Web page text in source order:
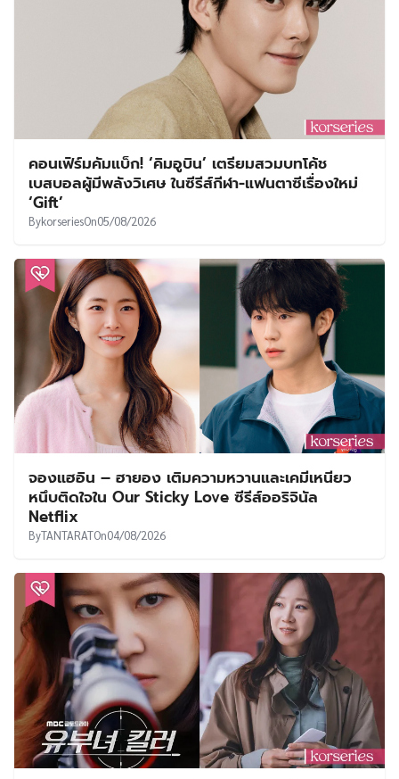
คอนเฟิร์มคัมแบ็ก! ‘คิมอูบิน’ เตรียมสวมบทโค้ช
เบสบอลผู้มีพลังวิเศษ ในซีรีส์กีฬา-แฟนตาซีเรื่องใหม่
‘Gift’
BykorseriesOn05/08/2026
จองแฮอิน – ฮายอง เติมความหวานและเคมีเหนียว
หนึบติดใจใน Our Sticky Love ซีรีส์ออริจินัล
Netflix
ByTANTARATOn04/08/2026